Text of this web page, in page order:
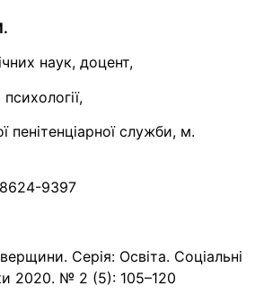
наук, доцент,
пенітенціарної служби, м.
9397
Серія: Освіта. Соціальні
2020. № 2 (5): 105–120